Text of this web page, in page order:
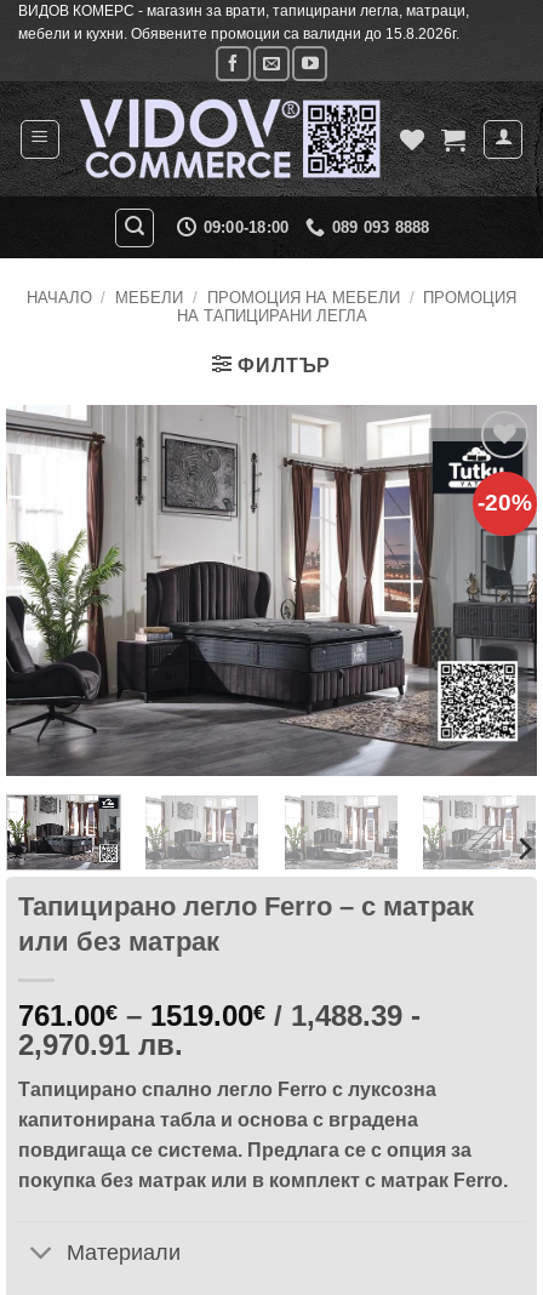
SkipВИДОВ КОМЕРС - магазин за врати, тапицирани легла, матраци,
мебели и кухни. Обявените промоции са валидни до 15.8.2026г.
09:00-18:00 089 093 8888
НАЧАЛО / МЕБЕЛИ / ПРОМОЦИЯ НА МЕБЕЛИ /
ПРОМОЦИЯ
НА ТАПИЦИРАНИ ЛЕГЛА
ФИЛТЪР
-20%
Добавяне
към
списъка с
харесани
продукти
Тапицирано легло Ferro – с матрак
или без матрак
761.00€ – 1519.00€Price
through
1519.00€
/ 1,488.39 -
2,970.91 лв.
Тапицирано спално легло Ferro с луксозна
капитонирана табла и основа с вградена
повдигаща се система. Предлага се с опция за
покупка без матрак или в комплект с матрак Ferro.
Материали